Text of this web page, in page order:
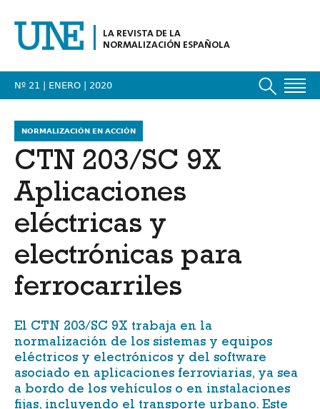
LA REVISTA DE LA
NORMALIZACIÓN ESPAÑOLA
Nº 21 | ENERO | 2020
NORMALIZACIÓN EN ACCIÓN
CTN 203/SC 9X
Aplicaciones
eléctricas y
electrónicas para
ferrocarriles
El CTN 203/SC 9X trabaja en la
normalización de los sistemas y equipos
eléctricos y electrónicos y del software
asociado en aplicaciones ferroviarias, ya sea
a bordo de los vehículos o en instalaciones
fijas, incluyendo el transporte urbano. Este